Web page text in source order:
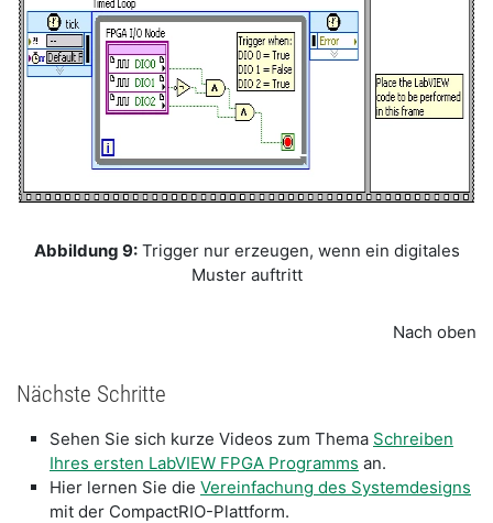
Abbildung 9:Trigger nur erzeugen, wenn ein digitales
Muster auftritt
Nach oben
Nächste Schritte
Sehen Sie sich kurze Videos zum Thema Schreiben
Ihres ersten LabVIEW FPGA Programms an.
Hier lernen Sie die Vereinfachung des Systemdesigns
mit der CompactRIO-Plattform.